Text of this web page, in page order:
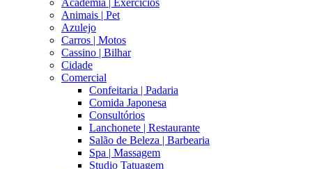
Academia | Exercícios
Animais | Pet
Azulejo
Carros | Motos
Cassino | Bilhar
Cidade
Comercial
Confeitaria | Padaria
Comida Japonesa
Consultórios
Lanchonete | Restaurante
Salão de Beleza | Barbearia
Spa | Massagem
Studio Tatuagem